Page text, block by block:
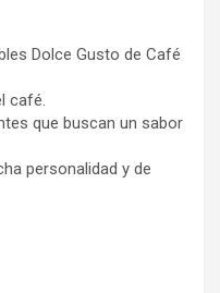
Dolce Gusto de Café
café.
que buscan un sabor
personalidad y de